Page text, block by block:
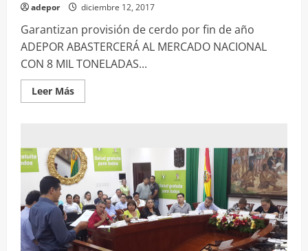
adepor diciembre 12, 2017
Garantizan provisión de cerdo por fin de año
ADEPOR ABASTERCERÁ AL MERCADO NACIONAL
CON 8 MIL TONELADAS...
Leer MásLeer
más
AL
MERCADO
NACIONAL
CON
8
MIL
TONELADAS
DE
CARNE
DE
PORCINA